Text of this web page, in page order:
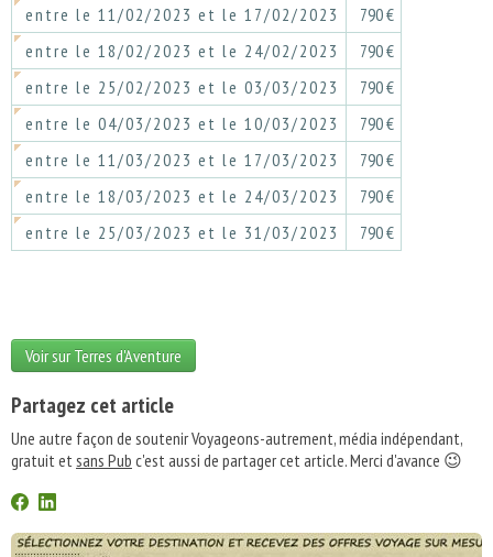
entre le 11/02/2023 et le 17/02/2023
790 €
entre le 18/02/2023 et le 24/02/2023
790 €
entre le 25/02/2023 et le 03/03/2023
790 €
entre le 04/03/2023 et le 10/03/2023
790 €
entre le 11/03/2023 et le 17/03/2023
790 €
entre le 18/03/2023 et le 24/03/2023
790 €
entre le 25/03/2023 et le 31/03/2023
790 €
Voir sur Terres d'Aventure
Partagez cet article
Une autre façon de soutenir Voyageons-autrement, média indépendant,
gratuit etsans Pub c'est aussi de partager cet article. Merci d'avance 😉